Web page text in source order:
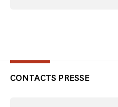
CONTACTS PRESSE